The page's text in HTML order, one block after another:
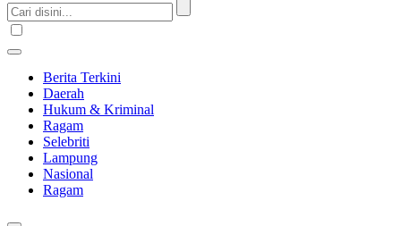
Berita Terkini
Daerah
Hukum & Kriminal
Ragam
Selebriti
Lampung
Nasional
Ragam